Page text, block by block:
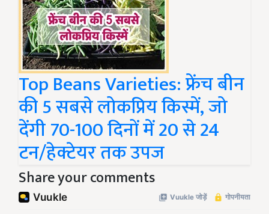
Top Beans Varieties: फ्रेंच बीन
की 5 सबसे लोकप्रिय किस्में, जो
देंगी 70-100 दिनों में 20 से 24
टन/हेक्टेयर तक उपज
Share your comments